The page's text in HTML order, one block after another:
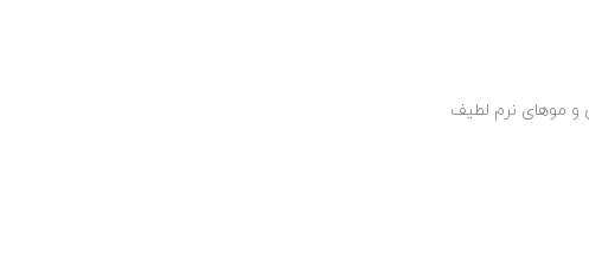
و موهای نرم لطیف